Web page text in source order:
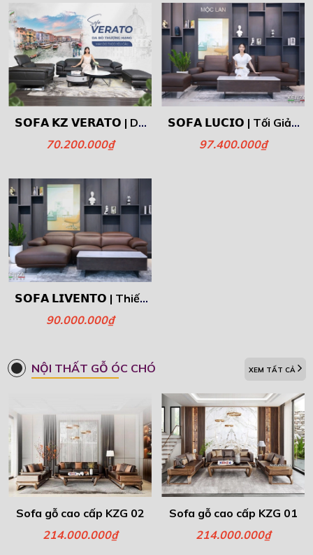
Từng Centimet
𝗦𝗢𝗙𝗔 𝗞𝗭 𝗩𝗘𝗥𝗔𝗧𝗢 | Da
Bò Thượng Hạng, Đẳng
70.200.000₫
𝗦𝗢𝗙𝗔 𝗟𝗨𝗖𝗜𝗢 | Tối Giản
Nhưng Đậm Nét Nghệ
97.400.000₫
𝗦𝗢𝗙𝗔 𝗟𝗜𝗩𝗘𝗡𝗧𝗢 | Thiết
kế Hiện Đại , Sang
90.000.000₫
NỘI THẤT GỖ ÓC CHÓ XEM TẤT CẢ
Sofa gỗ cao cấp KZG 02
214.000.000₫
Sofa gỗ cao cấp KZG 01
214.000.000₫